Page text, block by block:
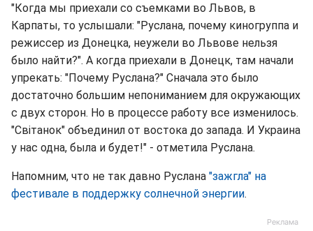
"Когда мы приехали со съемками во Львов, в
Карпаты, то услышали: "Руслана, почему киногруппа и
режиссер из Донецка, неужели во Львове нельзя
было найти?". А когда приехали в Донецк, там начали
упрекать: "Почему Руслана?" Сначала это было
достаточно большим непониманием для окружающих
с двух сторон. Но в процессе работу все изменилось.
"Світанок" объединил от востока до запада. И Украина
у нас одна, была и будет!" - отметила Руслана.
Напомним, что не так давно Руслана "зажгла" на
фестивале в поддержку солнечной энергии.